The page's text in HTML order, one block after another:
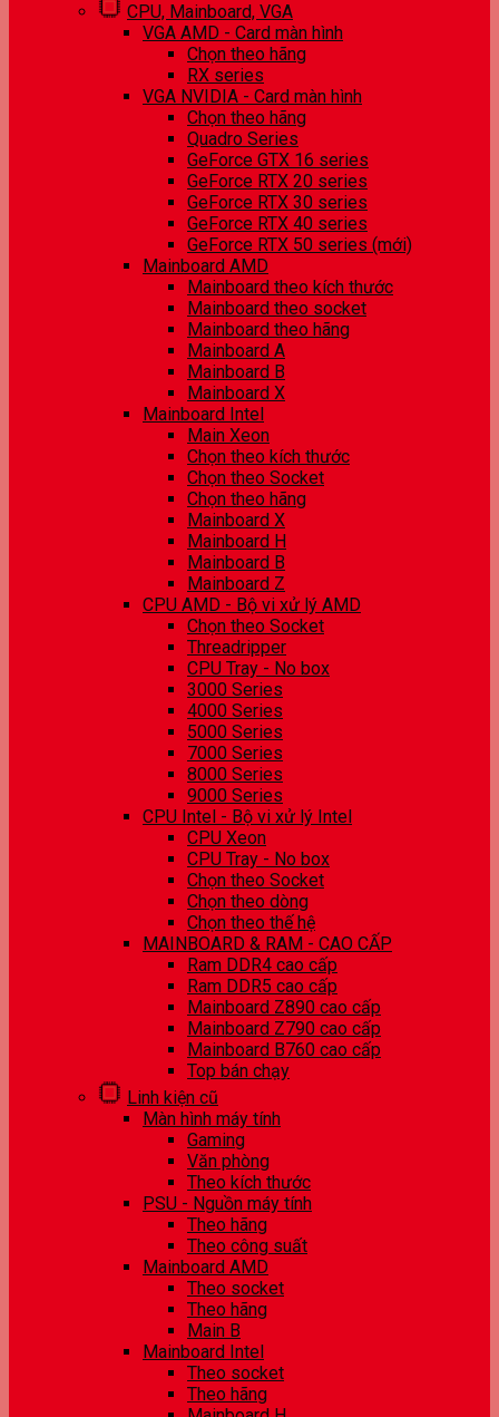
CPU, Mainboard, VGA
VGA AMD - Card màn hình
Chọn theo hãng
RX series
VGA NVIDIA - Card màn hình
Chọn theo hãng
Quadro Series
GeForce GTX 16 series
GeForce RTX 20 series
GeForce RTX 30 series
GeForce RTX 40 series
GeForce RTX 50 series (mới)
Mainboard AMD
Mainboard theo kích thước
Mainboard theo socket
Mainboard theo hãng
Mainboard A
Mainboard B
Mainboard X
Mainboard Intel
Main Xeon
Chọn theo kích thước
Chọn theo Socket
Chọn theo hãng
Mainboard X
Mainboard H
Mainboard B
Mainboard Z
CPU AMD - Bộ vi xử lý AMD
Chọn theo Socket
Threadripper
CPU Tray - No box
3000 Series
4000 Series
5000 Series
7000 Series
8000 Series
9000 Series
CPU Intel - Bộ vi xử lý Intel
CPU Xeon
CPU Tray - No box
Chọn theo Socket
Chọn theo dòng
Chọn theo thế hệ
MAINBOARD & RAM - CAO CẤP
Ram DDR4 cao cấp
Ram DDR5 cao cấp
Mainboard Z890 cao cấp
Mainboard Z790 cao cấp
Mainboard B760 cao cấp
Top bán chạy
Linh kiện cũ
Màn hình máy tính
Gaming
Văn phòng
Theo kích thước
PSU - Nguồn máy tính
Theo hãng
Theo công suất
Mainboard AMD
Theo socket
Theo hãng
Main B
Mainboard Intel
Theo socket
Theo hãng